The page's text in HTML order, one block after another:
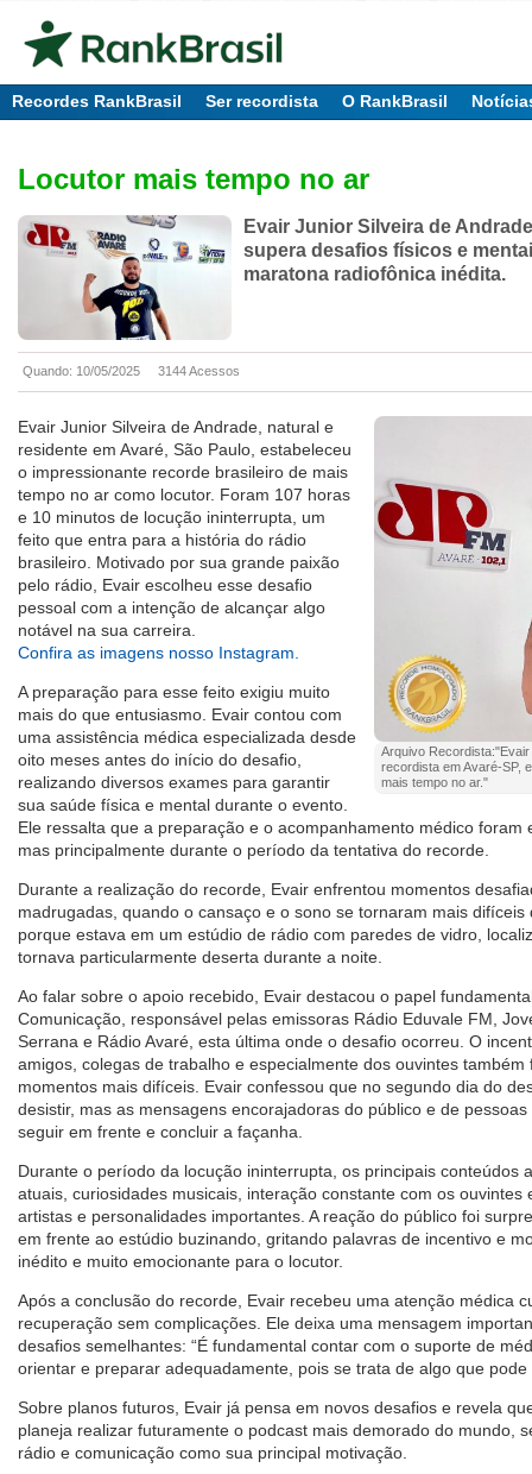
Recordes RankBrasil Ser recordista O RankBrasil
Locutor mais tempo no ar
Evair Junior Silveira de
supera desafios físicos e
maratona radiofônica inédita.
Quando: 10/05/2025 3144 Acessos
Arquivo
recordista em Avaré-SP,
mais tempo no ar."
Evair Junior Silveira de Andrade, natural e
residente em Avaré, São Paulo, estabeleceu
o impressionante recorde brasileiro de mais
tempo no ar como locutor. Foram 107 horas
e 10 minutos de locução ininterrupta, um
feito que entra para a história do rádio
brasileiro. Motivado por sua grande paixão
pelo rádio, Evair escolheu esse desafio
pessoal com a intenção de alcançar algo
notável na sua carreira.
Confira as imagens nosso Instagram.
A preparação para esse feito exigiu muito
mais do que entusiasmo. Evair contou com
uma assistência médica especializada desde
oito meses antes do início do desafio,
realizando diversos exames para garantir
sua saúde física e mental durante o evento.
Ele ressalta que a preparação e o acompanhamento médico foram
mas principalmente durante o período da tentativa do recorde.
Durante a realização do recorde, Evair enfrentou momentos
madrugadas, quando o cansaço e o sono se tornaram mais
porque estava em um estúdio de rádio com paredes de vidro,
tornava particularmente deserta durante a noite.
Ao falar sobre o apoio recebido, Evair destacou o papel
Comunicação, responsável pelas emissoras Rádio Eduvale FM,
Serrana e Rádio Avaré, esta última onde o desafio ocorreu. O
amigos, colegas de trabalho e especialmente dos ouvintes
momentos mais difíceis. Evair confessou que no segundo dia do
desistir, mas as mensagens encorajadoras do público e de
seguir em frente e concluir a façanha.
Durante o período da locução ininterrupta, os principais conteúdos
atuais, curiosidades musicais, interação constante com os ouvintes
artistas e personalidades importantes. A reação do público foi
em frente ao estúdio buzinando, gritando palavras de incentivo e
inédito e muito emocionante para o locutor.
Após a conclusão do recorde, Evair recebeu uma atenção médica
recuperação sem complicações. Ele deixa uma mensagem
desafios semelhantes: “É fundamental contar com o suporte de
orientar e preparar adequadamente, pois se trata de algo que
Sobre planos futuros, Evair já pensa em novos desafios e revela
planeja realizar futuramente o podcast mais demorado do mundo,
rádio e comunicação como sua principal motivação.